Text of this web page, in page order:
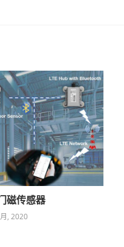
磁传感器
, 2020